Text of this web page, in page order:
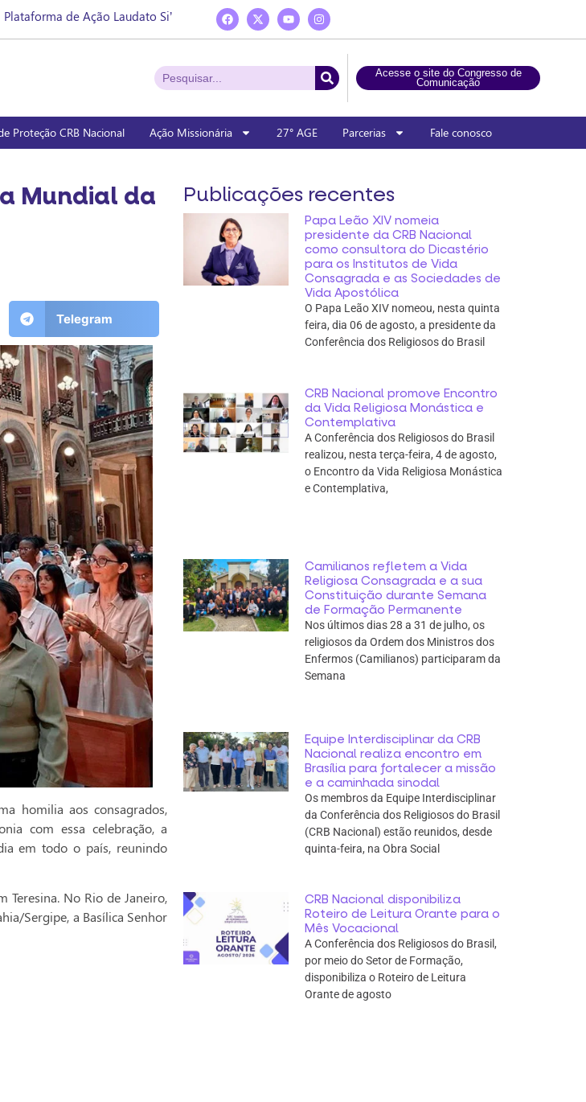
Plataforma de Ação Laudato Si’
Acesse o site do Congresso de
Comunicação
Proteção CRB Nacional Ação Missionária 27° AGE Parcerias Fale conosco
Mundial da
Telegram
homilia aos consagrados,
com essa celebração, a
em todo o país, reunindo
Teresina. No Rio de Janeiro,
Sergipe, a Basílica Senhor
Publicações recentes
Papa Leão XIV nomeia
presidente da CRB Nacional
como consultora do Dicastério
para os Institutos de Vida
Consagrada e as Sociedades de
Vida Apostólica
O Papa Leão XIV nomeou, nesta quinta
feira, dia 06 de agosto, a presidente da
Conferência dos Religiosos do Brasil
CRB Nacional promove Encontro
da Vida Religiosa Monástica e
Contemplativa
A Conferência dos Religiosos do Brasil
realizou, nesta terça-feira, 4 de agosto,
o Encontro da Vida Religiosa Monástica
e Contemplativa,
Camilianos refletem a Vida
Religiosa Consagrada e a sua
Constituição durante Semana
de Formação Permanente
Nos últimos dias 28 a 31 de julho, os
religiosos da Ordem dos Ministros dos
Enfermos (Camilianos) participaram da
Semana
Equipe Interdisciplinar da CRB
Nacional realiza encontro em
Brasília para fortalecer a missão
e a caminhada sinodal
Os membros da Equipe Interdisciplinar
da Conferência dos Religiosos do Brasil
(CRB Nacional) estão reunidos, desde
quinta-feira, na Obra Social
CRB Nacional disponibiliza
Roteiro de Leitura Orante para o
Mês Vocacional
A Conferência dos Religiosos do Brasil,
por meio do Setor de Formação,
disponibiliza o Roteiro de Leitura
Orante de agosto